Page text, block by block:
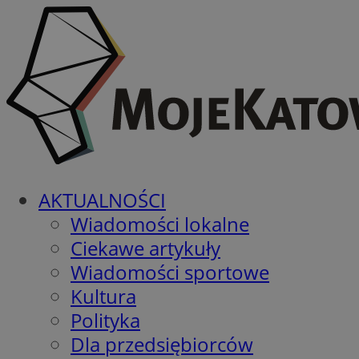
AKTUALNOŚCI
Wiadomości lokalne
Ciekawe artykuły
Wiadomości sportowe
Kultura
Polityka
Dla przedsiębiorców